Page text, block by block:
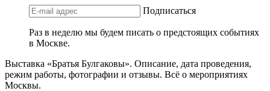
Подписаться
Раз в неделю мы будем писать о предстоящих событиях
в Москве.
Выставка «Братья Булгаковы». Описание, дата проведения,
режим работы, фотографии и отзывы. Всё о мероприятиях
Москвы.